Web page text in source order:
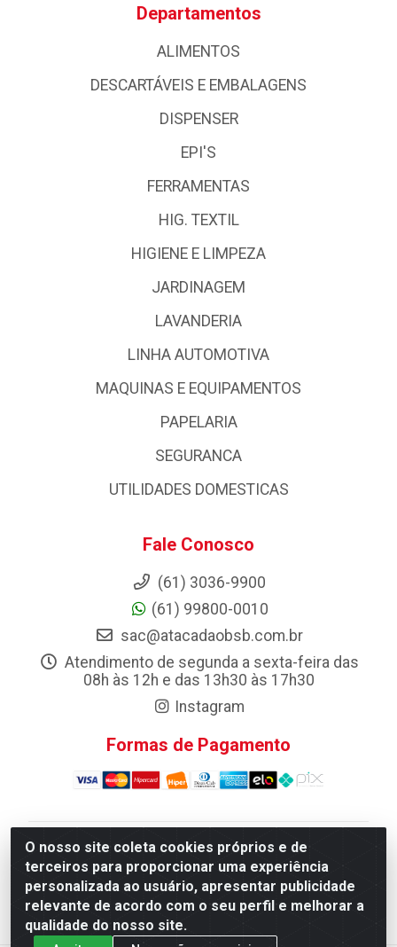
O nosso site coleta cookies próprios e de
terceiros para proporcionar uma experiência
personalizada ao usuário, apresentar publicidade
relevante de acordo com o seu perfil e melhorar a
qualidade do nosso site.
Departamentos
ALIMENTOS
DESCARTÁVEIS E EMBALAGENS
DISPENSER
EPI'S
FERRAMENTAS
HIG. TEXTIL
HIGIENE E LIMPEZA
JARDINAGEM
LAVANDERIA
LINHA AUTOMOTIVA
MAQUINAS E EQUIPAMENTOS
PAPELARIA
SEGURANCA
UTILIDADES DOMESTICAS
Fale Conosco
(61) 3036-9900
(61) 99800-0010
sac@atacadaobsb.com.br
Atendimento de segunda a sexta-feira das
08h às 12h e das 13h30 às 17h30
Instagram
Formas de Pagamento
Atacadao da Limpeza F. Pereira Queiroz Comercio e
Distribuicao LTDA - Quadra Qi 10 Lotes 39 e, 41 - Setor
Industrial (Taguatinga), Brasília/DF - CEP 72.135-100 -
CNPJ 13.184.675/0001-80